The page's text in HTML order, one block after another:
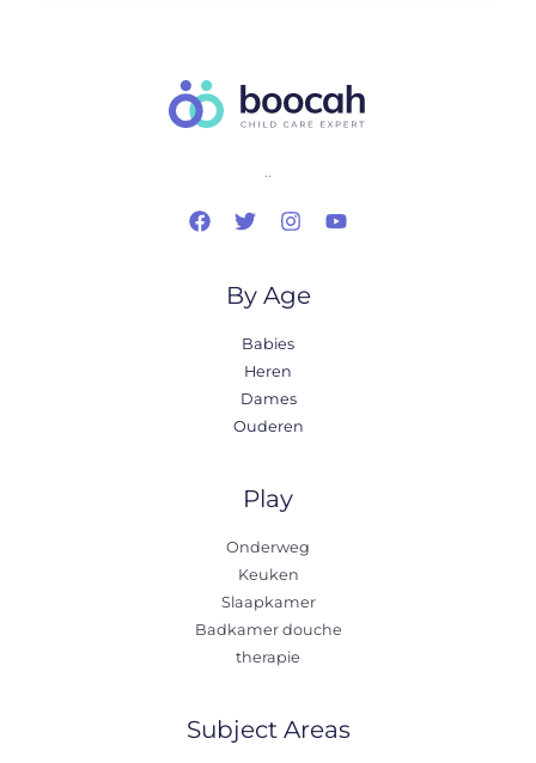
..
By Age
Babies
Heren
Dames
Ouderen
Play
Onderweg
Keuken
Slaapkamer
Badkamer douche
therapie
Subject Areas